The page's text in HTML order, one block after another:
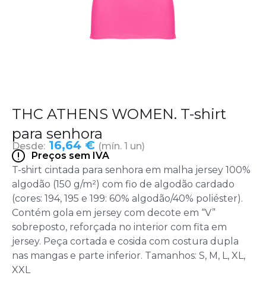
THC ATHENS WOMEN. T-shirt
para senhora
Desde: 16,64 € (mín. 1 un)
Preços sem IVA
T-shirt cintada para senhora em malha jersey 100%
algodão (150 g/m²) com fio de algodão cardado
(cores: 194, 195 e 199: 60% algodão/40% poliéster).
Contém gola em jersey com decote em “V”
sobreposto, reforçada no interior com fita em
jersey. Peça cortada e cosida com costura dupla
nas mangas e parte inferior. Tamanhos: S, M, L, XL,
XXL